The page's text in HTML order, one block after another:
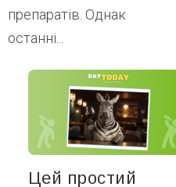
препаратів. Однак
останні...
Цей простий